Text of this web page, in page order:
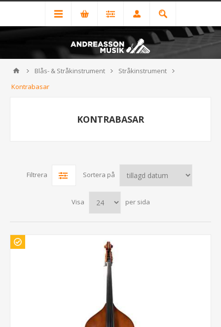
Blås- & Stråkinstrument
Stråkinstrument
Kontrabasar
KONTRABASAR
Filtrera Sortera på
Visa per sida